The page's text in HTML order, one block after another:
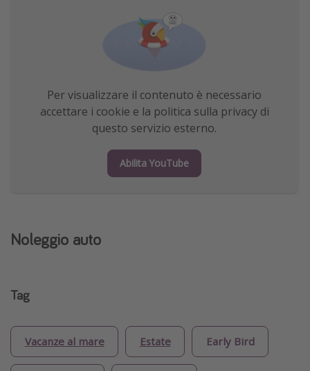
Per visualizzare il contenuto è necessario
accettare i cookie e la politica sulla privacy di
questo servizio esterno.
Abilita YouTube
Noleggio auto
Tag
Vacanze al mare Estate Early Bird